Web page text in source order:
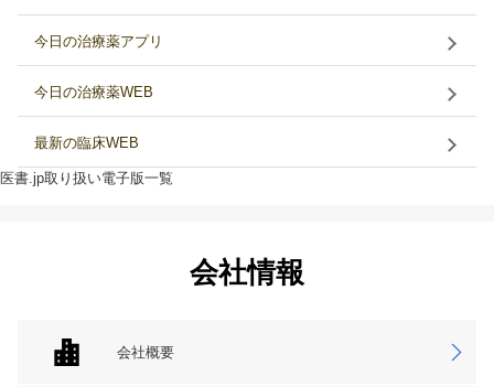
今日の治療薬アプリ
今日の治療薬WEB
最新の臨床WEB
医書.jp取り扱い電子版一覧
会社情報
会社概要